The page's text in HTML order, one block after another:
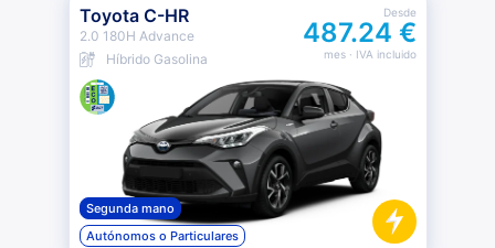
Toyota C-HR
2.0 180H Advance
Híbrido Gasolina
Desde
487.24 €
mes· IVA incluido
Segunda mano
Autónomos o Particulares